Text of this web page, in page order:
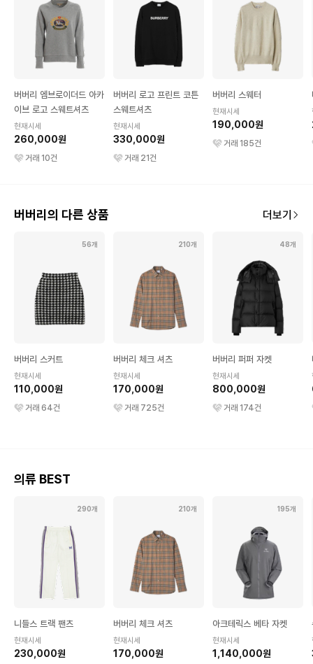
버버리 엠브로이더드 아카
이브 로고 스웨트셔츠
현재시세
260,000원
거래 10건
버버리 로고 프린트 코튼
스웨트셔츠
현재시세
330,000원
거래 21건
버버리 스웨터
현재시세
190,000원
거래 185건
버버리의 다른 상품 더보기
56개
버버리 스커트
현재시세
110,000원
거래 64건
210개
버버리 체크 셔츠
현재시세
170,000원
거래 725건
48개
버버리 퍼퍼 자켓
현재시세
800,000원
거래 174건
의류 BEST
290개
니들스 트랙 팬츠
현재시세
230,000원
210개
버버리 체크 셔츠
현재시세
170,000원
195개
아크테릭스 베타 자켓
현재시세
1,140,000원